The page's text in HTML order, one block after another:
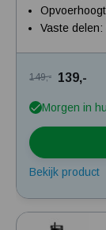
Vaste delen:
149,- 139,-
Morgen in
Bekijk product